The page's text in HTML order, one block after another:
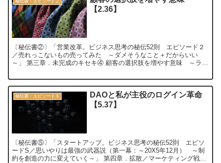
【2.36】
〔秘伝書②〕「営業改革。ビジネス思考の秘伝52則 エピソード２
／売れっこないもの売ってみた ～ダメそうなこと＋だからいい
～」 第三章．未完成のキセキ④ 顧客の選択肢を増やす意味 ～ライ
秘伝書・エピソードＳ
DAOと私が主役のログイン革命
【5.37】
〔秘伝書⑤〕「スタートアップ。ビジネス思考の秘伝52則 エピソ
ードS／思いやりは最強の武器説（第一幕：～20X5年12月） ～制
約を創造の力に変えていく～」 第四章．拡散／マーケティング戦略